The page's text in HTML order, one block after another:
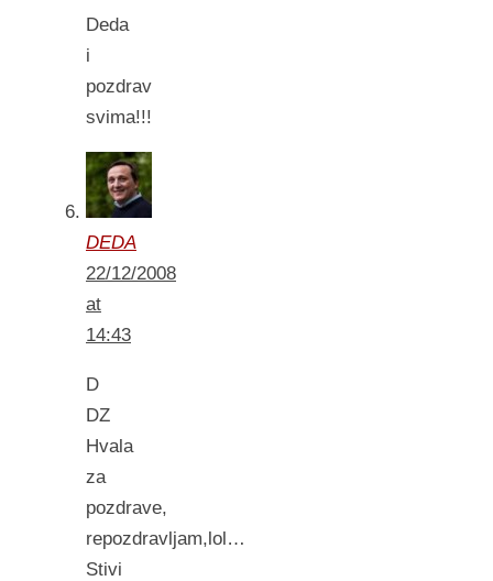
Deda
i
pozdrav
svima!!!
DEDA
22/12/2008
at
14:43
D
DZ
Hvala
za
pozdrave,
repozdravljam,lol…
Stivi